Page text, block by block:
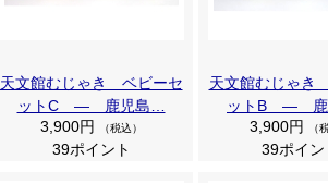
天文館むじゃき ベビーセ
ットC ― 鹿児島…
3,900円
（税込）
39ポイント
天文館むじゃき
ットB ― 鹿
3,900円
（
39ポイン